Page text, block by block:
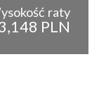
raty
PLN